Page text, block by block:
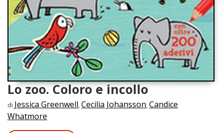
Lo zoo. Coloro e incollo
di Jessica Greenwell, Cecilia Johansson, Candice
Whatmore